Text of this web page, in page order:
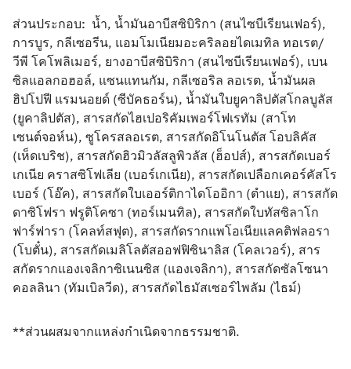
ส่วนประกอบ: น้ำ, น้ำมันอาบีสซิบิริกา (สนไซบีเรียนเฟอร์),
การบูร, กลีเซอรีน, แอมโมเนียมอะคริลอยไดเมทิล ทอเรต/
วีพี โคโพลิเมอร์, ยางอาบีสซิบิริกา (สนไซบีเรียนเฟอร์), เบน
ซิลแอลกอฮอล์, แซนแทนกัม, กลีเซอริล ลอเรต, น้ำมันผล
ฮิปโปฟี แรมนอยด์ (ซีบัคธอร์น), น้ำมันใบยูคาลิปตัสโกลบูลัส
(ยูคาลิปตัส), สารสกัดไฮเปอริคัมเพอร์โฟเรทัม (สาโท
เซนต์จอห์น), ซูโครสลอเรต, สารสกัดอิโนโนตัส โอบลิคัส
(เห็ดเบริช), สารสกัดฮิวมิวลัสลูพิวลัส (ฮ็อปส์), สารสกัดเบอร์
เกเนีย คราสซิโฟเลีย (เบอร์เกเนีย), สารสกัดเปลือกเคอร์คัสโร
เบอร์ (โอ๊ค), สารสกัดใบเออร์ติกาไดโออิกา (ตำแย), สารสกัด
ดาซิโฟรา ฟรูติโคซา (ทอร์เมนทิล), สารสกัดใบทัสซิลาโก
ฟาร์ฟารา (โคลท์สฟุต), สารสกัดรากแพโอเนียแลคติฟลอรา
(โบตั๋น), สารสกัดเมลิโลตัสออฟฟิซินาลิส (โคลเวอร์), สาร
สกัดรากแองเจลิกาซิเนนซิส (แองเจลิกา), สารสกัดซัลโซนา
คอลลินา (ทัมเบิลวีด), สารสกัดไธมัสเซอร์ไพลัม (ไธม์)
**ส่วนผสมจากแหล่งกำเนิดจากธรรมชาติ.